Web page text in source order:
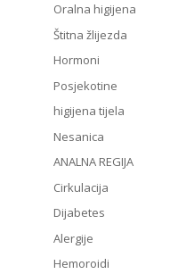
Oralna higijena
Štitna žlijezda
Hormoni
Posjekotine
higijena tijela
Nesanica
ANALNA REGIJA
Cirkulacija
Dijabetes
Alergije
Hemoroidi